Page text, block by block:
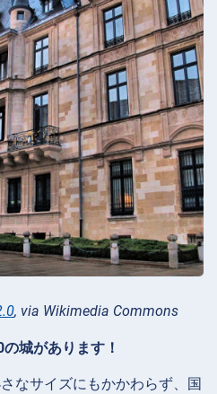
, via Wikimedia Commons
城があります！
なサイズにもかかわらず、国